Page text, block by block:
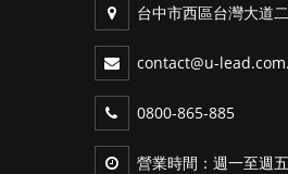
台中市西區台灣大道
contact@u-
0800-865-885
營業時間：週一至週